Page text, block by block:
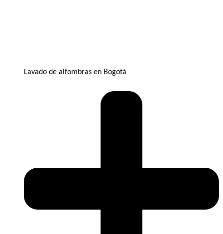
Lavado de alfombras en Bogotá